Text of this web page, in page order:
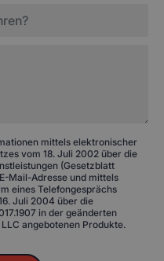
mittels elektronischer
vom 18. Juli 2002 über die
(Gesetzblatt
Mail-Adresse und mittels
eines Telefongesprächs
Juli 2004 über die
in der geänderten
angebotenen Produkte.